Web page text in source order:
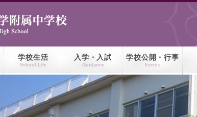
学校生活
School Life
入学・入試
Guidance
学校公開・行事
Events